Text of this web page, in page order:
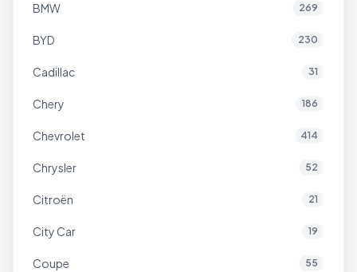
BMW 269
BYD 230
Cadillac 31
Chery 186
Chevrolet 414
Chrysler 52
Citroën 21
City Car 19
Coupe 55